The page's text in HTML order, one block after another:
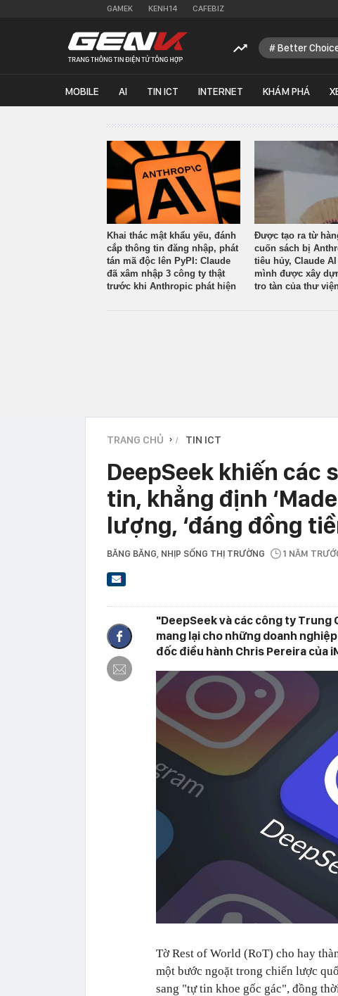
GAMEK KENH14 CAFEBIZ
Better
MOBILE AI TIN ICT INTERNET KHÁM PHÁ
Khai thác mật khẩu yếu, đánh
cắp thông tin đăng nhập, phát
tán mã độc lên PyPI: Claude
đã xâm nhập 3 công ty thật
trước khi Anthropic phát hiện
Được tạo ra từ
cuốn sách bị
tiêu hủy, Claude
mình được xây
tro tàn của thư
TRANG CHỦ › TIN ICT
DeepSeek khiến
tin, khẳng định
lượng, ‘đáng đồng
BĂNG BĂNG , NHỊP SỐNG THỊ TRƯỜNG 1 NĂM
"DeepSeek và các công ty
mang lại cho những doanh
đốc điều hành Chris Pereira của
Tờ Rest of World (RoT) cho hay
một bước ngoặt trong chiến lược
sang "tự tin khoe gốc gác", đồng